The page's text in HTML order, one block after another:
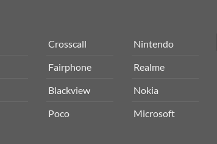
Crosscall
Fairphone
Blackview
Poco
Nintendo
Realme
Nokia
Microsoft